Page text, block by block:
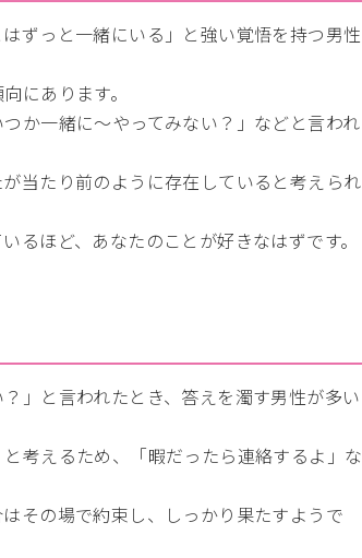
ずっと一緒にいる」と強い覚悟を持つ男性
にあります。
か一緒に～やってみない？」などと言われ
当たり前のように存在していると考えられ
るほど、あなたのことが好きなはずです。
」と言われたとき、答えを濁す男性が多い
考えるため、「暇だったら連絡するよ」な
その場で約束し、しっかり果たすようで